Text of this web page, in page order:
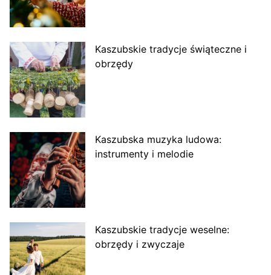
Kaszubskie tradycje świąteczne i
obrzędy
Kaszubska muzyka ludowa:
instrumenty i melodie
Kaszubskie tradycje weselne:
obrzędy i zwyczaje